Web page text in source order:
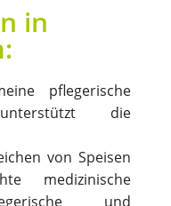
in
pflegerische
die
von Speisen
medizinische
und